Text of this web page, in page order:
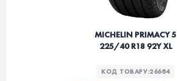
MICHELIN PRIMACY 5
225/40 R18 92Y XL
КОД ТОВАРУ:26684